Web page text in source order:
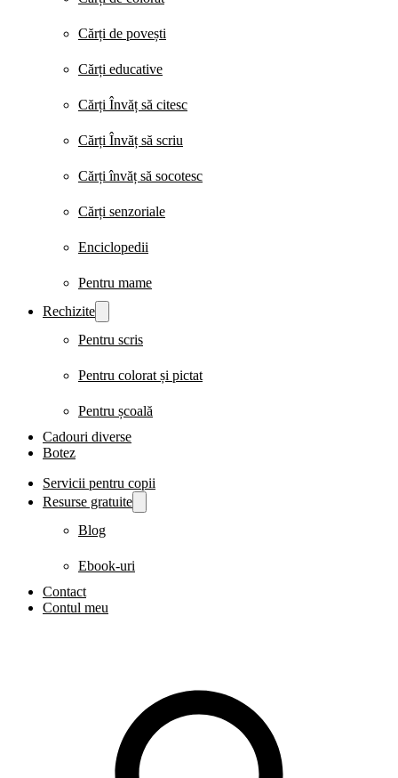
Cărți de povești
Cărți educative
Cărți Învăț să citesc
Cărți Învăț să scriu
Cărți învăț să socotesc
Cărți senzoriale
Enciclopedii
Pentru mame
Rechizite
Pentru scris
Pentru colorat și pictat
Pentru școală
Cadouri diverse
Botez
Servicii pentru copii
Resurse gratuite
Blog
Ebook-uri
Contact
Contul meu